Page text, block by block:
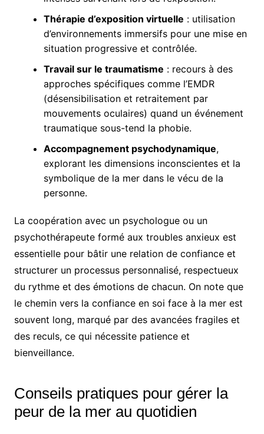
Thérapie d’exposition virtuelle : utilisation
d’environnements immersifs pour une mise en
situation progressive et contrôlée.
Travail sur le traumatisme : recours à des
approches spécifiques comme l’EMDR
(désensibilisation et retraitement par
mouvements oculaires) quand un événement
traumatique sous-tend la phobie.
Accompagnement psychodynamique,
explorant les dimensions inconscientes et la
symbolique de la mer dans le vécu de la
personne.
La coopération avec un psychologue ou un
psychothérapeute formé aux troubles anxieux est
essentielle pour bâtir une relation de confiance et
structurer un processus personnalisé, respectueux
du rythme et des émotions de chacun. On note que
le chemin vers la confiance en soi face à la mer est
souvent long, marqué par des avancées fragiles et
des reculs, ce qui nécessite patience et
bienveillance.
Conseils pratiques pour gérer la
peur de la mer au quotidien